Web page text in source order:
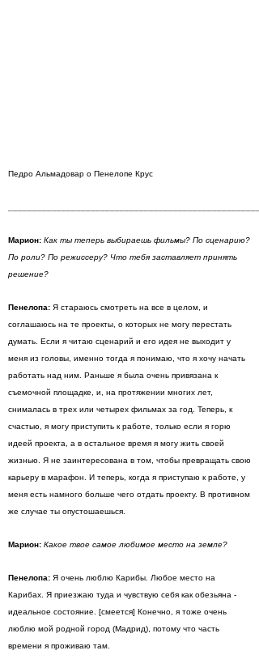
Педро Альмадовар о Пенелопе Крус
Марион: Как ты теперь выбираешь фильмы? По сценарию?
По роли? По режиссеру? Что тебя заставляет принять
решение?
Пенелопа: Я стараюсь смотреть на все в целом, и
соглашаюсь на те проекты, о которых не могу перестать
думать. Если я читаю сценарий и его идея не выходит у
меня из головы, именно тогда я понимаю, что я хочу начать
работать над ним. Раньше я была очень привязана к
съемочной площадке, и, на протяжении многих лет,
снималась в трех или четырех фильмах за год. Теперь, к
счастью, я могу приступить к работе, только если я горю
идеей проекта, а в остальное время я могу жить своей
жизнью. Я не заинтересована в том, чтобы превращать свою
карьеру в марафон. И теперь, когда я приступаю к работе, у
меня есть намного больше чего отдать проекту. В противном
же случае ты опустошаешься.
Марион: Какое твое самое любимое место на земле?
Пенелопа: Я очень люблю Карибы. Любое место на
Карибах. Я приезжаю туда и чувствую себя как обезьяна -
идеальное состояние. [смеется] Конечно, я тоже очень
люблю мой родной город (Мадрид), потому что часть
времени я проживаю там.